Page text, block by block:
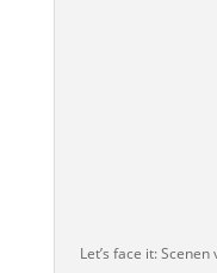
Let’s face it: